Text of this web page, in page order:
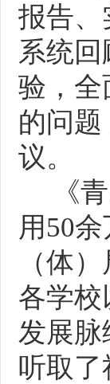
报告、
系统
验，全
的问
议。
《
用50
（体
各学
发展脉
听取